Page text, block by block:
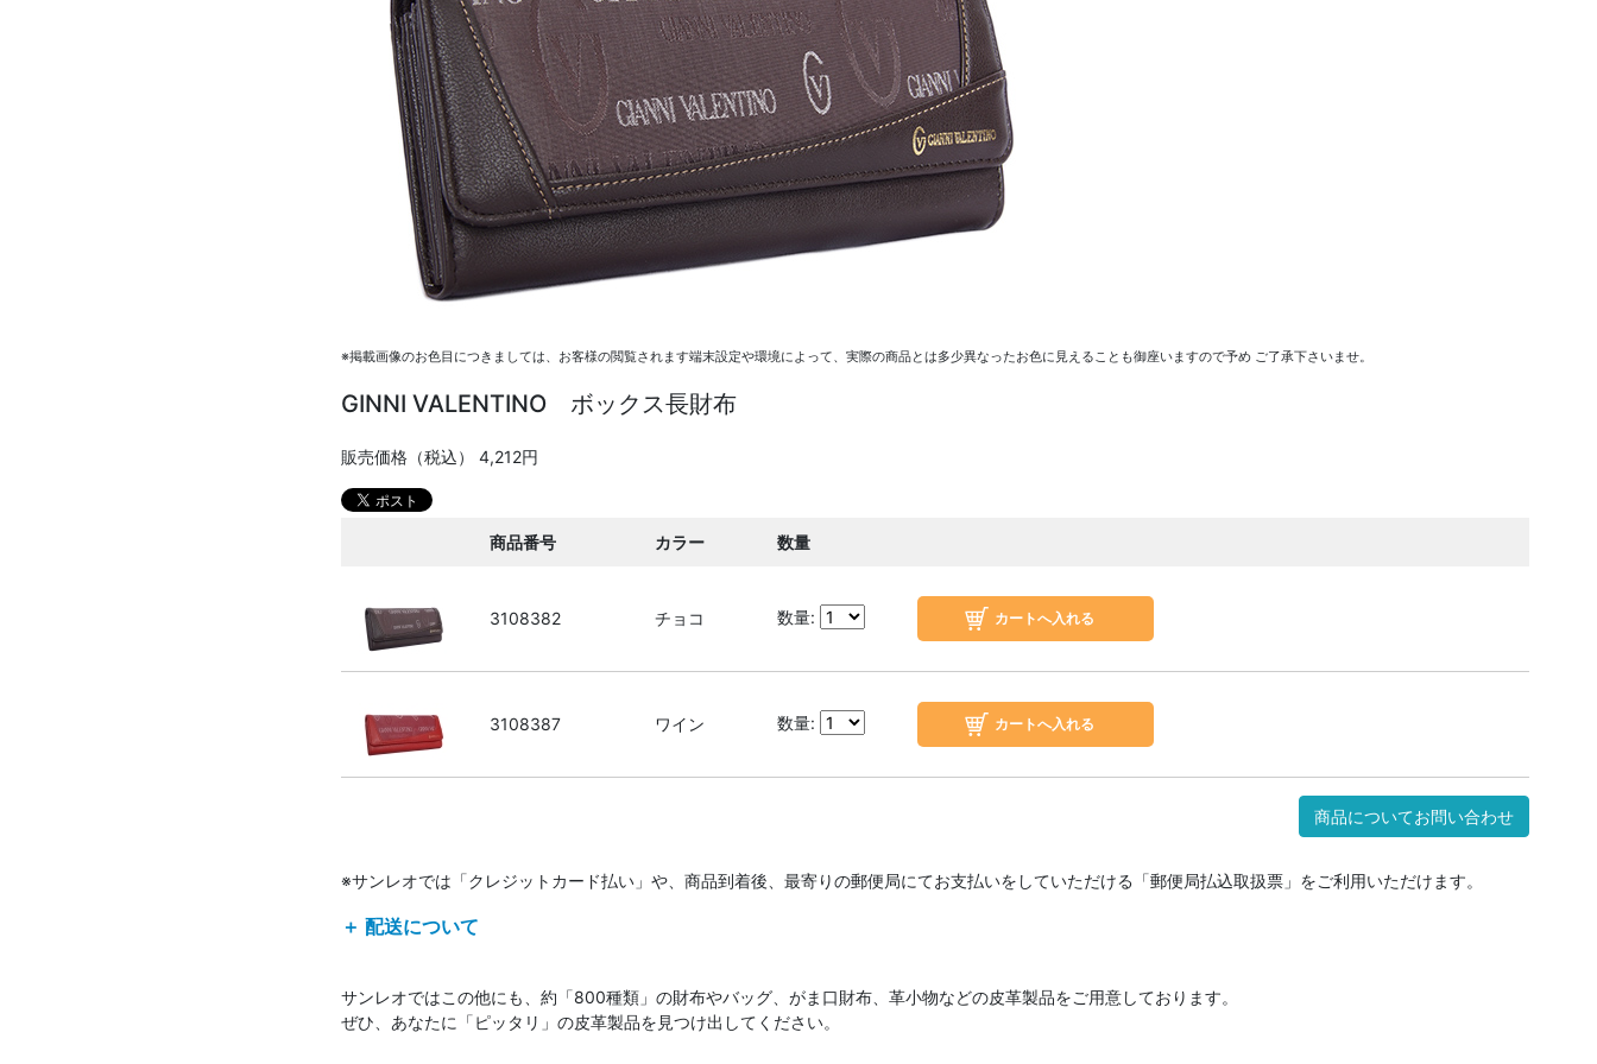
※掲載画像のお色目につきましては、お客様の閲覧されます端末設定や環境によって、実際の商品とは多少異なったお色に見えることも御座いますので予め ご了承下さいませ。
GINNI VALENTINO ボックス長財布
販売価格（税込） 4,212円
商品番号 カラー 数量
3108382 チョコ 数量:
3108387 ワイン 数量:
商品についてお問い合わせ
※サンレオでは「クレジットカード払い」や、商品到着後、最寄りの郵便局にてお支払いをしていただける「郵便局払込取扱票」をご利用いただけます。
＋ 配送について
サンレオではこの他にも、約「800種類」の財布やバッグ、がま口財布、革小物などの皮革製品をご用意しております。
ぜひ、あなたに「ピッタリ」の皮革製品を見つけ出してください。